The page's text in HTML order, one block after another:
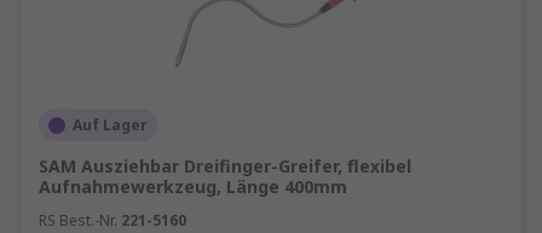
Auf Lager
SAM Ausziehbar Dreifinger-Greifer, flexibel
Aufnahmewerkzeug, Länge 400mm
RS Best.-Nr. 221-5160